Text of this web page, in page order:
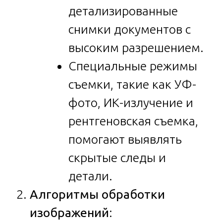
детализированные
снимки документов с
высоким разрешением.
Специальные режимы
съемки, такие как УФ-
фото, ИК-излучение и
рентгеновская съемка,
помогают выявлять
скрытые следы и
детали.
Алгоритмы обработки
изображений: